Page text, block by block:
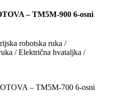
– TM5M-900 6-osni
robotska ruka /
/ Električna hvataljka /